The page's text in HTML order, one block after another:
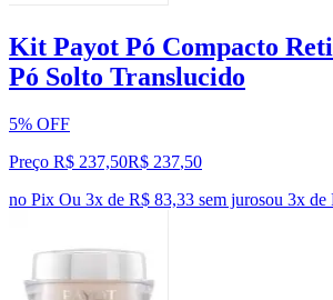
Kit Payot Pó Compacto
Pó Solto Translucido
5% OFF
Preço R$ 237,50R$ 237,50
no Pix Ou 3x de R$ 83,33 sem jurosou 3x de